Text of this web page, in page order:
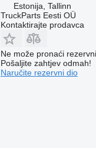
Estonija, Tallinn
TruckParts Eesti OÜ
Kontaktirajte prodavca
Ne može pronaći
Pošaljite zahtjev odmah!
Naručite rezervni dio